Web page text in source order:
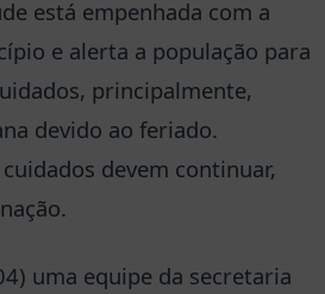
está empenhada com a
e alerta a população para
principalmente,
devido ao feriado.
devem continuar,
uma equipe da secretaria